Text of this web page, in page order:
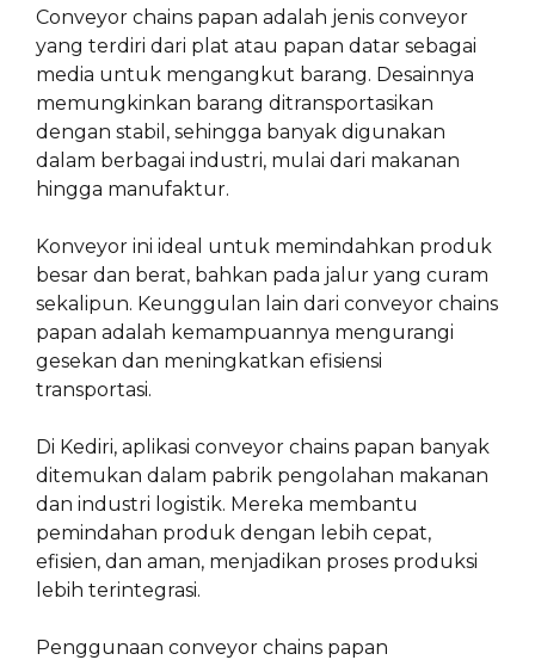
Conveyor chains papan adalah jenis conveyor
yang terdiri dari plat atau papan datar sebagai
media untuk mengangkut barang. Desainnya
memungkinkan barang ditransportasikan
dengan stabil, sehingga banyak digunakan
dalam berbagai industri, mulai dari makanan
hingga manufaktur.
Konveyor ini ideal untuk memindahkan produk
besar dan berat, bahkan pada jalur yang curam
sekalipun. Keunggulan lain dari conveyor chains
papan adalah kemampuannya mengurangi
gesekan dan meningkatkan efisiensi
transportasi.
Di Kediri, aplikasi conveyor chains papan banyak
ditemukan dalam pabrik pengolahan makanan
dan industri logistik. Mereka membantu
pemindahan produk dengan lebih cepat,
efisien, dan aman, menjadikan proses produksi
lebih terintegrasi.
Penggunaan conveyor chains papan